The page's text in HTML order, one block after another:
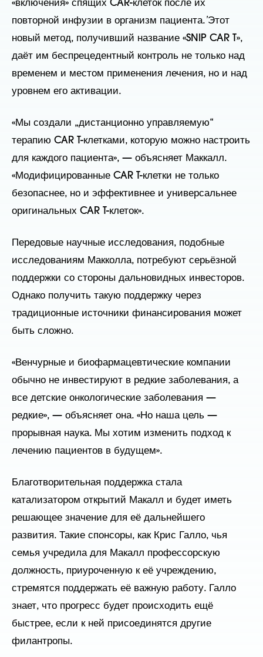
«включения» спящих CAR-клеток после их
повторной инфузии в организм пациента.ʼЭтот
новый метод, получивший название «SNIP CAR T»,
даёт им беспрецедентный контроль не только над
временем и местом применения лечения, но и над
уровнем его активации.
«Мы создали „дистанционно управляемую“
терапию CAR T-клетками, которую можно настроить
для каждого пациента», — объясняет Маккалл.
«Модифицированные CAR T-клетки не только
безопаснее, но и эффективнее и универсальнее
оригинальных CAR T-клеток».
Передовые научные исследования, подобные
исследованиям Макколла, потребуют серьёзной
поддержки со стороны дальновидных инвесторов.
Однако получить такую поддержку через
традиционные источники финансирования может
быть сложно.
«Венчурные и биофармацевтические компании
обычно не инвестируют в редкие заболевания, а
все детские онкологические заболевания —
редкие», — объясняет она. «Но наша цель —
прорывная наука. Мы хотим изменить подход к
лечению пациентов в будущем».
Благотворительная поддержка стала
катализатором открытий Макалл и будет иметь
решающее значение для её дальнейшего
развития. Такие спонсоры, как Крис Галло, чья
семья учредила для Макалл профессорскую
должность, приуроченную к её учреждению,
стремятся поддержать её важную работу. Галло
знает, что прогресс будет происходить ещё
быстрее, если к ней присоединятся другие
филантропы.